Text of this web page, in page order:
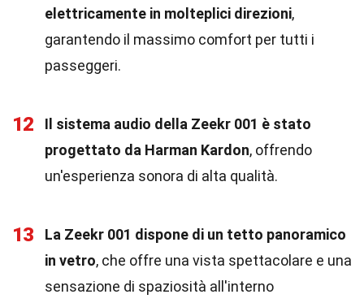
elettricamente in molteplici direzioni,
garantendo il massimo comfort per tutti i
passeggeri.
12
Il sistema audio della Zeekr 001 è stato
progettato da Harman Kardon, offrendo
un'esperienza sonora di alta qualità.
13
La Zeekr 001 dispone di un tetto panoramico
in vetro, che offre una vista spettacolare e una
sensazione di spaziosità all'interno